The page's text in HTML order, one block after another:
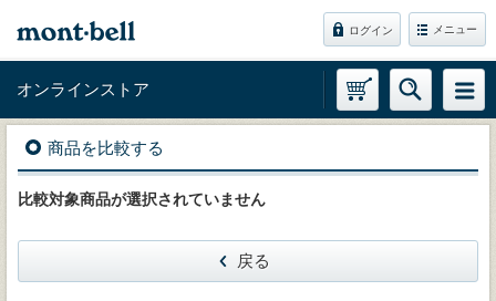
ログイン メニュー
オンラインストア
商品を比較する
比較対象商品が選択されていません
戻る